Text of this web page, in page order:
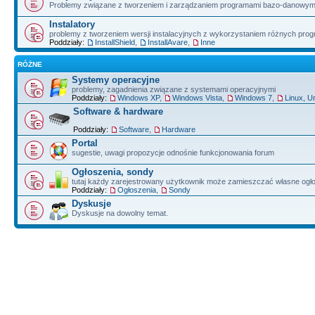
Problemy związane z tworzeniem i zarządzaniem programami bazo-
Instalatory
problemy z tworzeniem wersji instalacyjnych z wykorzystaniem różnych
Poddziały:
InstallShield InstallAvare Inne
RÓŻNE
Systemy operacyjne
problemy, zagadnienia związane z systemami operacyjnymi
Poddziały:
Windows XP, Windows Vista Windows 7 Linux,
Software & hardware
Poddziały: Software Hardware
Portal
sugestie, uwagi propozycje odnośnie funkcjonowania forum
Ogłoszenia, sondy
tutaj każdy zarejestrowany użytkownik może zamieszczać własne
Poddziały:
Ogłoszenia Sondy
Dyskusje
Dyskusje na dowolny temat.